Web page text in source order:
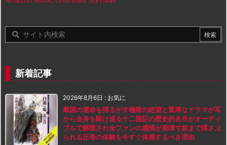
新着記事
2026年8月6日 : お気に
戴国の運命を揺るがす極限の絶望と重厚なドラマが耳
から全身を駆け巡る十二国記の歴史的名作がオーディ
ブルで解禁され全ファンの感情が崩壊寸前まで揺さぶ
られる圧巻の体験を今すぐ体感するべき理由